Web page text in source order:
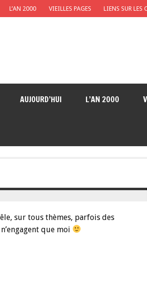
L’AN 2000 VIEILLES PAGES LIENS SUR LES
AUJOURD’HUI L’AN 2000
sur tous thèmes, parfois des
que moi